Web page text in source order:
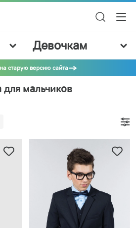
Девочкам
старую версию сайта
мальчиков